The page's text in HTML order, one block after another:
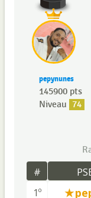
pepynunes
145900 pts
Niveau 74
#
1º